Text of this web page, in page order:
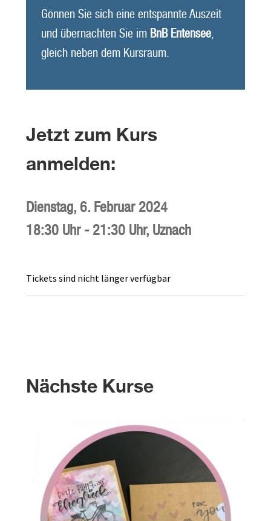
Gönnen Sie sich eine entspannte Auszeit
und übernachten Sie im BnB Entensee,
gleich neben dem Kursraum.
Jetzt zum Kurs
anmelden:
Dienstag, 6. Februar 2024
18:30 Uhr- 21:30 Uhr, Uznach
Tickets sind nicht länger verfügbar
Nächste Kurse